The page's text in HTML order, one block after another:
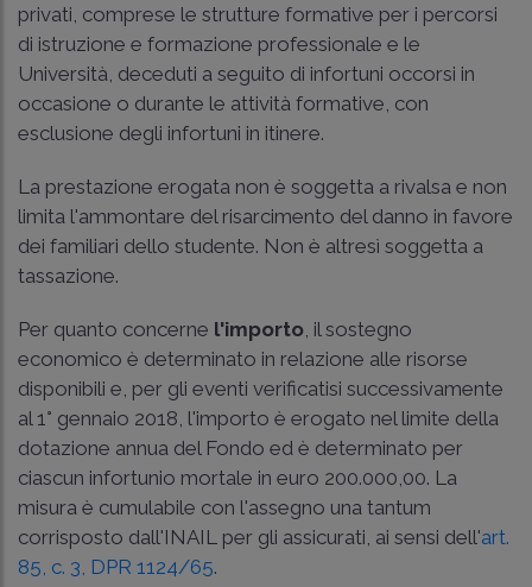
privati, comprese le strutture formative per i percorsi
di istruzione e formazione professionale e le
Università, deceduti a seguito di infortuni occorsi in
occasione o durante le attività formative, con
esclusione degli infortuni in itinere.
La prestazione erogata non è soggetta a rivalsa e non
limita l'ammontare del risarcimento del danno in favore
dei familiari dello studente. Non è altresì soggetta a
tassazione.
Per quanto concerne l'importo , il sostegno
economico è determinato in relazione alle risorse
disponibili e, per gli eventi verificatisi successivamente
al 1° gennaio 2018, l'importo è erogato nel limite della
dotazione annua del Fondo ed è determinato per
ciascun infortunio mortale in euro 200.000,00. La
misura è cumulabile con l'assegno una tantum
corrisposto dall'INAIL per gli assicurati, ai sensi dell'art.
85, c. 3, DPR 1124/65.